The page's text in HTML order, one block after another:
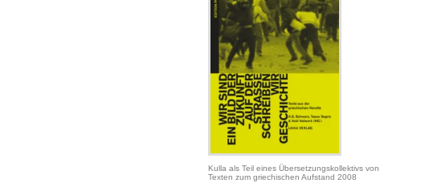
Kulla als Teil eines Übersetzungskollektivs von
Texten zum griechischen Aufstand 2008